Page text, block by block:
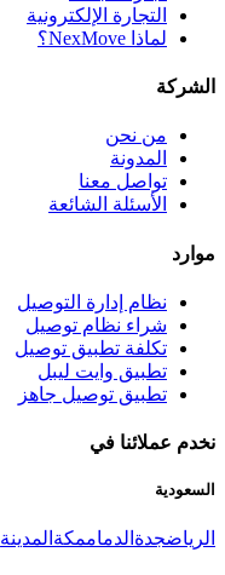
التجارة الإلكترونية
لماذا NexMove؟
الشركة
من نحن
المدونة
تواصل معنا
الأسئلة الشائعة
موارد
نظام إدارة التوصيل
شراء نظام توصيل
تكلفة تطبيق توصيل
تطبيق وايت ليبل
تطبيق توصيل جاهز
نخدم عملائنا في
السعودية
الرياضجدة الدماممكة المدينة